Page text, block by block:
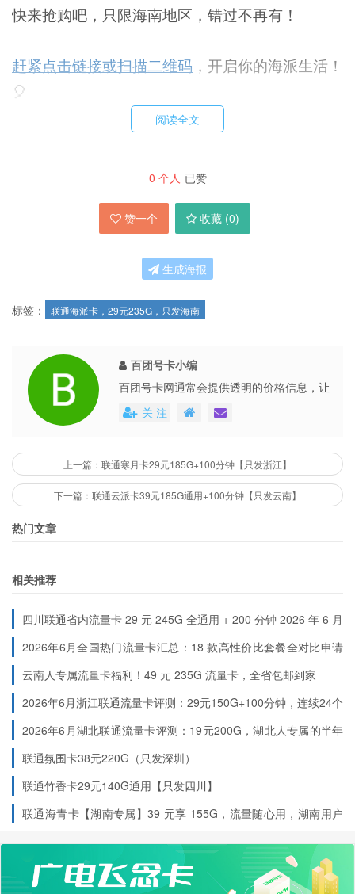
快来抢购吧，只限海南地区，错过不再有！
赶紧点击链接或扫描二维码 ，开启你的海派生活！
🎈
阅读全文
0 个人 已赞
赞一个 收藏 (0)
生成海报
标签： 联通海派卡，29元235G，只发海南
百团号卡小编
百团号卡网通常会提供透明的价格信息，让
用户能够清楚地了解到每个号卡套餐的具体
费用。这些平台还会不定期地推出各种优惠
了市场的公平竞争。
关 注
上一篇：联通寒月卡29元185G+100分钟【只发浙江】
下一篇：联通云派卡39元185G通用+100分钟【只发云南】
热门文章
相关推荐
四川联通省内流量卡 29 元 245G 全通用 + 200 分钟 2026 年 6 月
最新首充规则
2026年6月全国热门流量卡汇总：18 款高性价比套餐全对比申请
入口（按地区分类）
云南人专属流量卡福利！49 元 235G 流量卡，全省包邮到家
2026年6月浙江联通流量卡评测：29元150G+100分钟，连续24个
月稳定低价
2026年6月湖北联通流量卡评测：19元200G，湖北人专属的半年
流量神卡
联通氛围卡38元220G（只发深圳）
联通竹香卡29元140G通用【只发四川】
联通海青卡【湖南专属】39 元享 155G，流量随心用，湖南用户